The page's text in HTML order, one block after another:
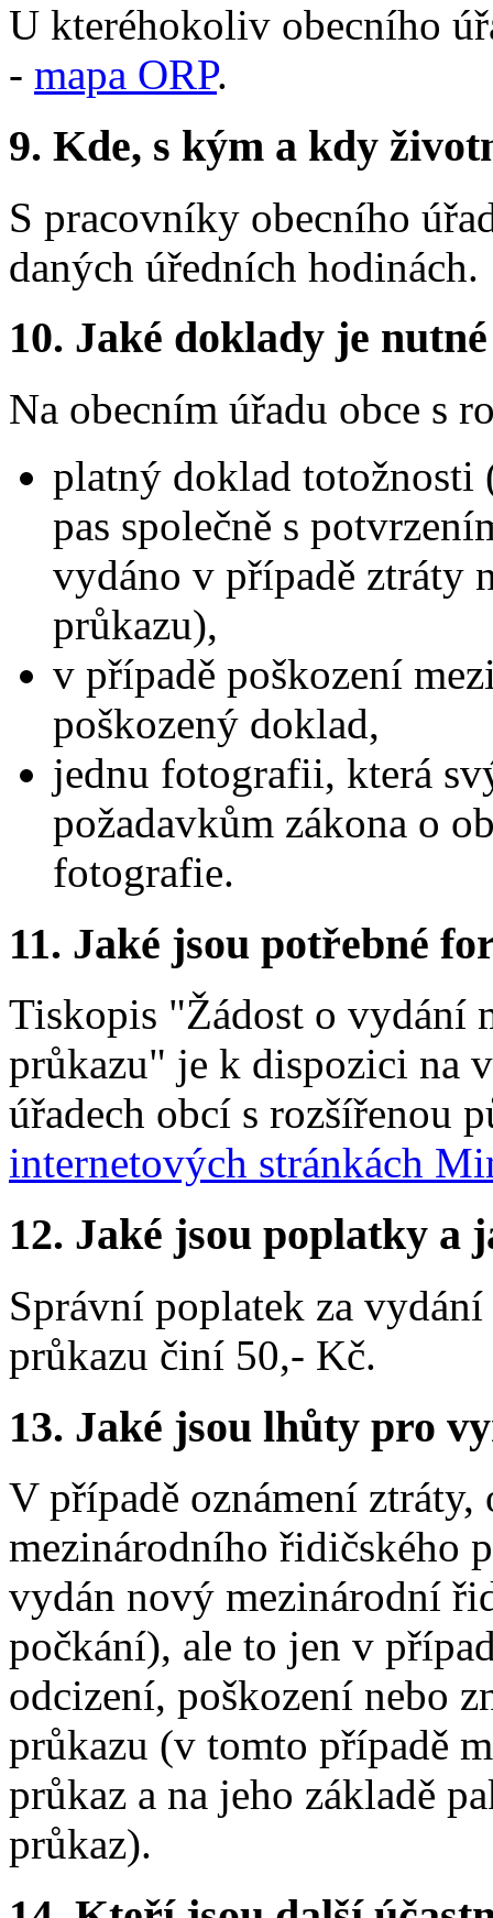
U kteréhokoliv obecního
- mapa ORP.
9. Kde, s kým a kdy
S pracovníky obecního
daných úředních hodinách.
10. Jaké doklady je
Na obecním úřadu obce s
platný doklad totožnosti
pas společně s
vydáno v případě ztráty
průkazu),
v případě poškození
poškozený doklad,
jednu fotografii, která
požadavkům zákona o
fotografie.
11. Jaké jsou potřebné
Tiskopis "Žádost o vydání
průkazu" je k dispozici na
úřadech obcí s rozšířenou
internetových stránkách
12. Jaké jsou poplatky a
Správní poplatek za
průkazu činí 50,- Kč.
13. Jaké jsou lhůty pro
V případě oznámení
mezinárodního řidičského
vydán nový mezinárodní
počkání), ale to jen v
odcizení, poškození nebo
průkazu (v tomto případě
průkaz a na jeho základě
průkaz).